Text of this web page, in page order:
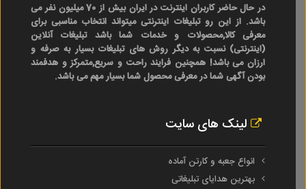
در حال حاضر کاربران اینترنت در ایران بیش از 70 میلیون نفر می
باشد. از این رو تبلیغات اینترنتی میتواند انتخاب مناسبی برای
معرفی کالا,محصولات و خدمات شما باشد تبلیغات آنلاین
(اینترنتی) نسبت به دیگر روش های تبلیغات بسیار به صرفه و
ارزان می باشد! همچنین فرایند راحت و سریع,متمرکز و هدفمند
بودن آگهی شما در معرفی محصول شما بسیار مهم می باشد.
لینک های سایت
انواع جعبه و کارتن آماده
بهترین هدایای تبلیغاتی